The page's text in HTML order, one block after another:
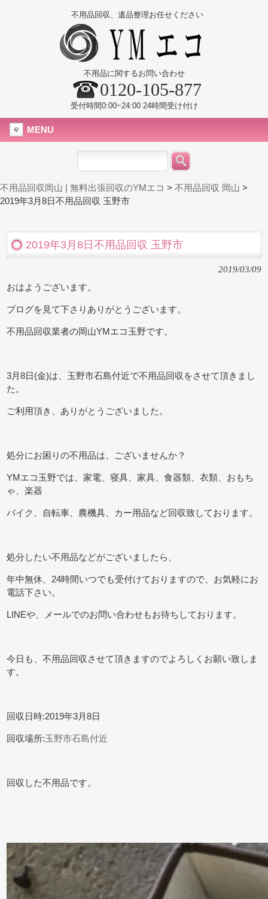
不用品回収、遺品整理お任せください
不用品に関するお問い合わせ
0120-105-877
受付時間0:00~24:00 24時間受け付け
MENU
不用品回収岡山 | 無料出張回収のYMエコ > 不用品回収 岡山 >
2019年3月8日不用品回収 玉野市
2019年3月8日不用品回収 玉野市
2019/03/09
おはようございます。
ブログを見て下さりありがとうございます。
不用品回収業者の岡山YMエコ玉野です。
3月8日(金)は、玉野市石島付近で不用品回収をさせて頂きまし
た。
ご利用頂き、ありがとうございました。
処分にお困りの不用品は、ございませんか？
YMエコ玉野では、家電、寝具、家具、食器類、衣類、おもち
ゃ、楽器
バイク、自転車、農機具、カー用品など回収致しております。
処分したい不用品などがございましたら、
年中無休、24時間いつでも受付けておりますので、お気軽にお
電話下さい。
LINEや、メールでのお問い合わせもお待ちしております。
今日も、不用品回収させて頂きますのでよろしくお願い致しま
す。
回収日時:2019年3月8日
回収場所:玉野市石島付近
回収した不用品です。